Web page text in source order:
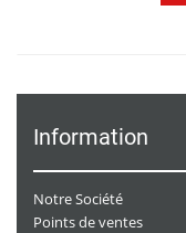
Information
Notre Société
Points de ventes